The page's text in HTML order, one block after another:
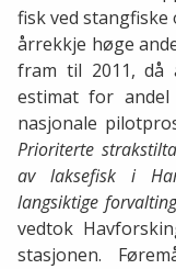
fisk ved
årrekkje høge
fram til 2011, då
estimat for
nasjonale
Prioriterte
av laksefisk i
langsiktige
vedtok
stasjonen.